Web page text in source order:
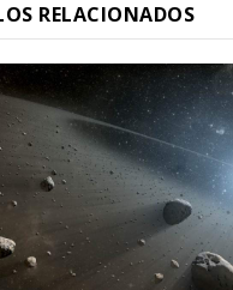
RELACIONADOS